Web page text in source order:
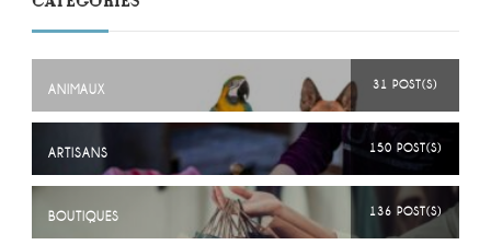
ANIMAUX 31 POST(S)
ARTISANS 150 POST(S)
BOUTIQUES 136 POST(S)